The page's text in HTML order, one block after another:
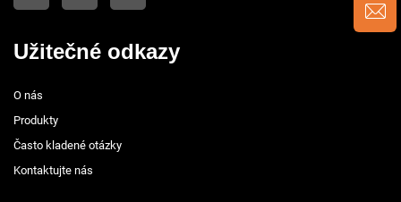
Užitečné odkazy
O nás
Produkty
Často kladené otázky
Kontaktujte nás